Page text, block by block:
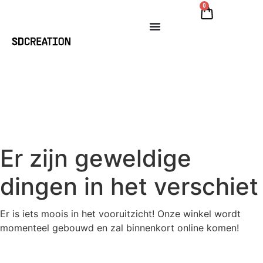
0
Er zijn geweldige
dingen in het verschiet
Er is iets moois in het vooruitzicht! Onze winkel wordt
momenteel gebouwd en zal binnenkort online komen!